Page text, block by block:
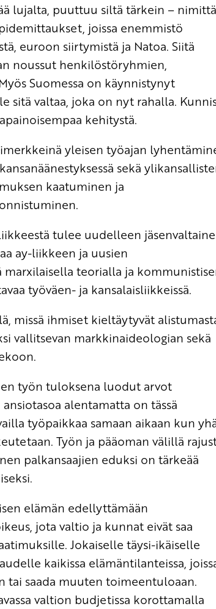
lujalta, puuttuu siltä tärkein –
joissa enemmistö
euroon siirtymistä ja Natoa. Siitä
noussut henkilöstöryhmien,
Suomessa on käynnistynyt
sitä valtaa, joka on nyt rahalla.
kehitystä.
yleisen työajan
sekä
kaatuminen ja
tulee uudelleen
ay-liikkeen ja uusien
teorialla ja
työväen- ja kansalaisliikkeissä.
missä ihmiset kieltäytyvät
vallitsevan markkinaideologian sekä
työn tuloksena luodut arvot
alentamatta on tässä
työpaikkaa samaan aikaan kun
Työn ja pääoman välillä
palkansaajien eduksi on tärkeää
elämän edellyttämään
jota valtio ja kunnat eivät saa
Jokaiselle täysi-ikäiselle
kaikissa elämäntilanteissa,
tai saada muuten toimeentuloaan.
valtion budjetissa korottamalla